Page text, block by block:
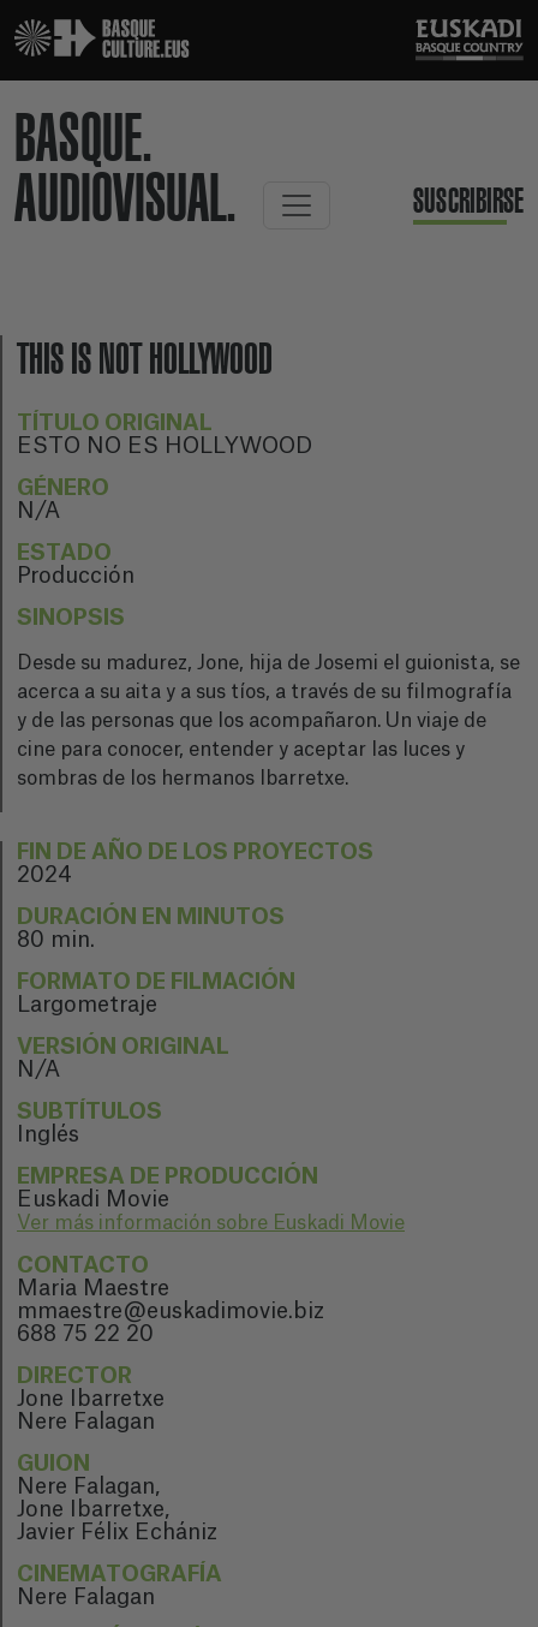
BASQUE.
AUDIOVISUAL.
SUSCRIBIRSE
THIS IS NOT HOLLYWOOD
TÍTULO ORIGINAL
ESTO NO ES HOLLYWOOD
GÉNERO
N/A
ESTADO
Producción
SINOPSIS
Desde su madurez, Jone, hija de Josemi el guionista, se
acerca a su aita y a sus tíos, a través de su filmografía
y de las personas que los acompañaron. Un viaje de
cine para conocer, entender y aceptar las luces y
sombras de los hermanos Ibarretxe.
FIN DE AÑO DE LOS PROYECTOS
2024
DURACIÓN EN MINUTOS
80 min.
FORMATO DE FILMACIÓN
Largometraje
VERSIÓN ORIGINAL
N/A
SUBTÍTULOS
Inglés
EMPRESA DE PRODUCCIÓN
Euskadi Movie
Ver más información sobre Euskadi Movie
CONTACTO
Maria Maestre
mmaestre@euskadimovie.biz
688 75 22 20
DIRECTOR
Jone Ibarretxe
Nere Falagan
GUION
Nere Falagan,
Jone Ibarretxe,
Javier Félix Echániz
CINEMATOGRAFÍA
Nere Falagan